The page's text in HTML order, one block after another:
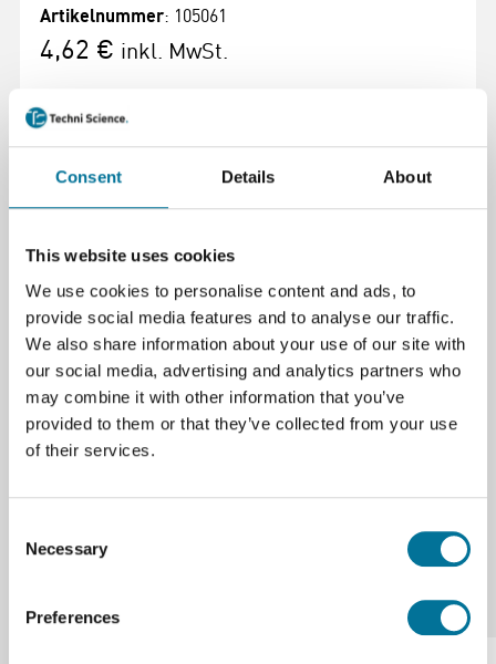
Consent Details About
This website uses cookies
We use cookies to personalise content and ads, to
provide social media features and to analyse our traffic.
We also share information about your use of our site with
our social media, advertising and analytics partners who
may combine it with other information that you’ve
provided to them or that they’ve collected from your use
of their services.
Selection
Necessary
Preferences
Artikelnummer: 105061
4,62 € inkl. MwSt.
Zum Warenkorb hinzufügen
Seite drucken
Spezifikationen
Marke Cederoth